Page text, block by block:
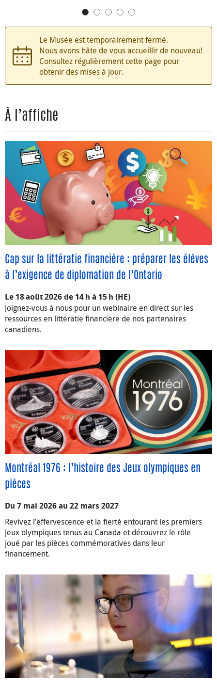
Le Musée est temporairement fermé.
Nous avons hâte de vous accueillir de nouveau!
Consultez régulièrement cette page pour
obtenir des mises à jour.
À l’affiche
Cap sur la littératie financière : préparer les élèves
à l’exigence de diplomation de l’Ontario
Le 18 août 2026 de 14 h à 15 h (HE)
Joignez-vous à nous pour un webinaire en direct sur les
ressources en littératie financière de nos partenaires
canadiens.
Montréal 1976 : l’histoire des Jeux olympiques en
pièces
Du 7 mai 2026 au 22 mars 2027
Revivez l’effervescence et la fierté entourant les premiers
Jeux olympiques tenus au Canada et découvrez le rôle
joué par les pièces commémoratives dans leur
financement.